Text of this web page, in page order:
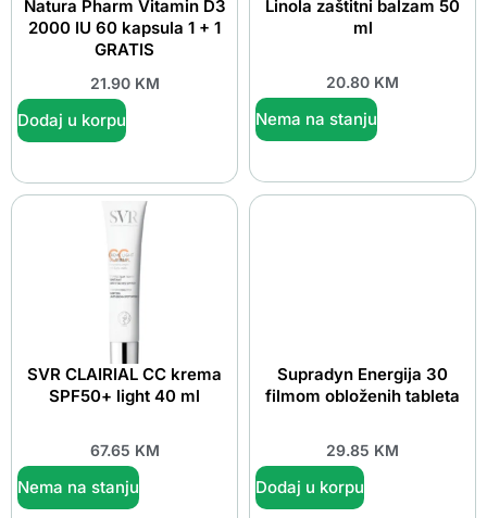
Natura Pharm Vitamin D3
2000 IU 60 kapsula 1 + 1
GRATIS
21.90 KM
Dodaj u korpu
Linola zaštitni balzam 50
ml
20.80 KM
Nema na stanju
SVR CLAIRIAL CC krema
SPF50+ light 40 ml
67.65 KM
Nema na stanju
Supradyn Energija 30
filmom obloženih tableta
29.85 KM
Dodaj u korpu